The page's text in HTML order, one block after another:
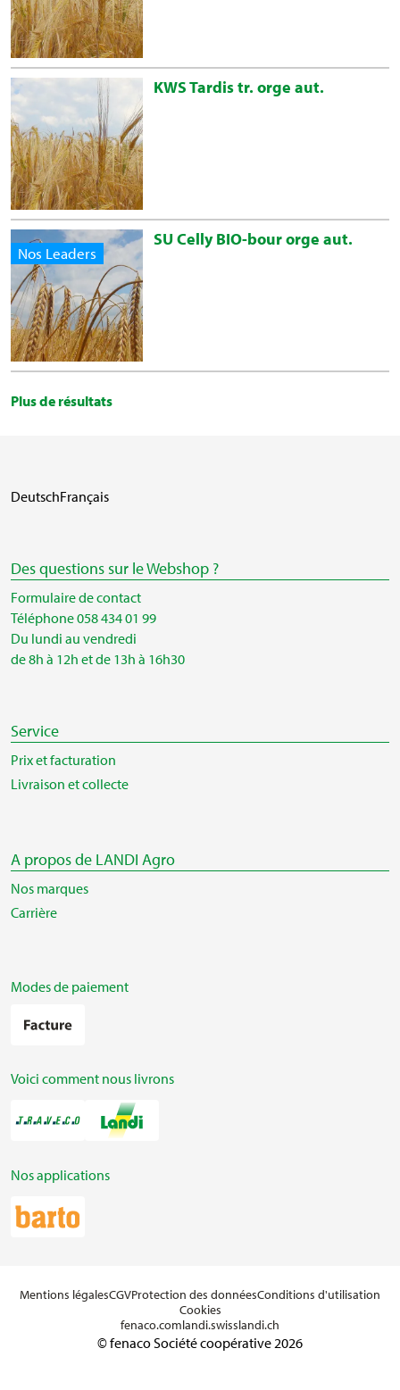
KWS Tardis tr. orge aut.
Nos Leaders
SU Celly BIO-bour orge aut.
Plus de résultats
DeutschFrançais
Des questions sur le Webshop ?
Formulaire de contact
Téléphone 058 434 01 99
Du lundi au vendredi
de 8h à 12h et de 13h à 16h30
Service
Prix et facturation
Livraison et collecte
A propos de LANDI Agro
Nos marques
Carrière
Modes de paiement
Voici comment nous livrons
Nos applications
© fenaco Société coopérative 2026
Mentions légalesCGVProtection des donnéesConditions d'utilisation
Cookies
fenaco.comlandi.swisslandi.ch